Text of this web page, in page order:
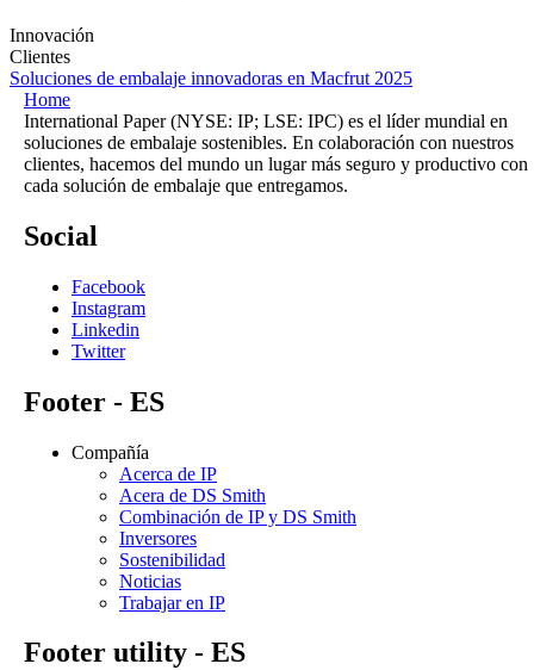
Innovación
Clientes
Soluciones de embalaje innovadoras en Macfrut 2025
Home
International Paper (NYSE: IP; LSE: IPC) es el líder mundial en
soluciones de embalaje sostenibles. En colaboración con nuestros
clientes, hacemos del mundo un lugar más seguro y productivo con
cada solución de embalaje que entregamos.
Social
Facebook
Instagram
Linkedin
Twitter
Footer - ES
Compañía
Acerca de IP
Acera de DS Smith
Combinación de IP y DS Smith
Inversores
Sostenibilidad
Noticias
Trabajar en IP
Footer utility - ES